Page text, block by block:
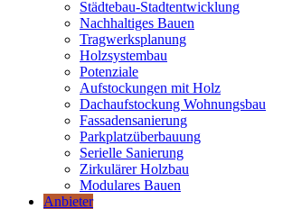
Städtebau-Stadtentwicklung
Nachhaltiges Bauen
Tragwerksplanung
Holzsystembau
Potenziale
Aufstockungen mit Holz
Dachaufstockung Wohnungsbau
Fassadensanierung
Parkplatzüberbauung
Serielle Sanierung
Zirkulärer Holzbau
Modulares Bauen
Anbieter